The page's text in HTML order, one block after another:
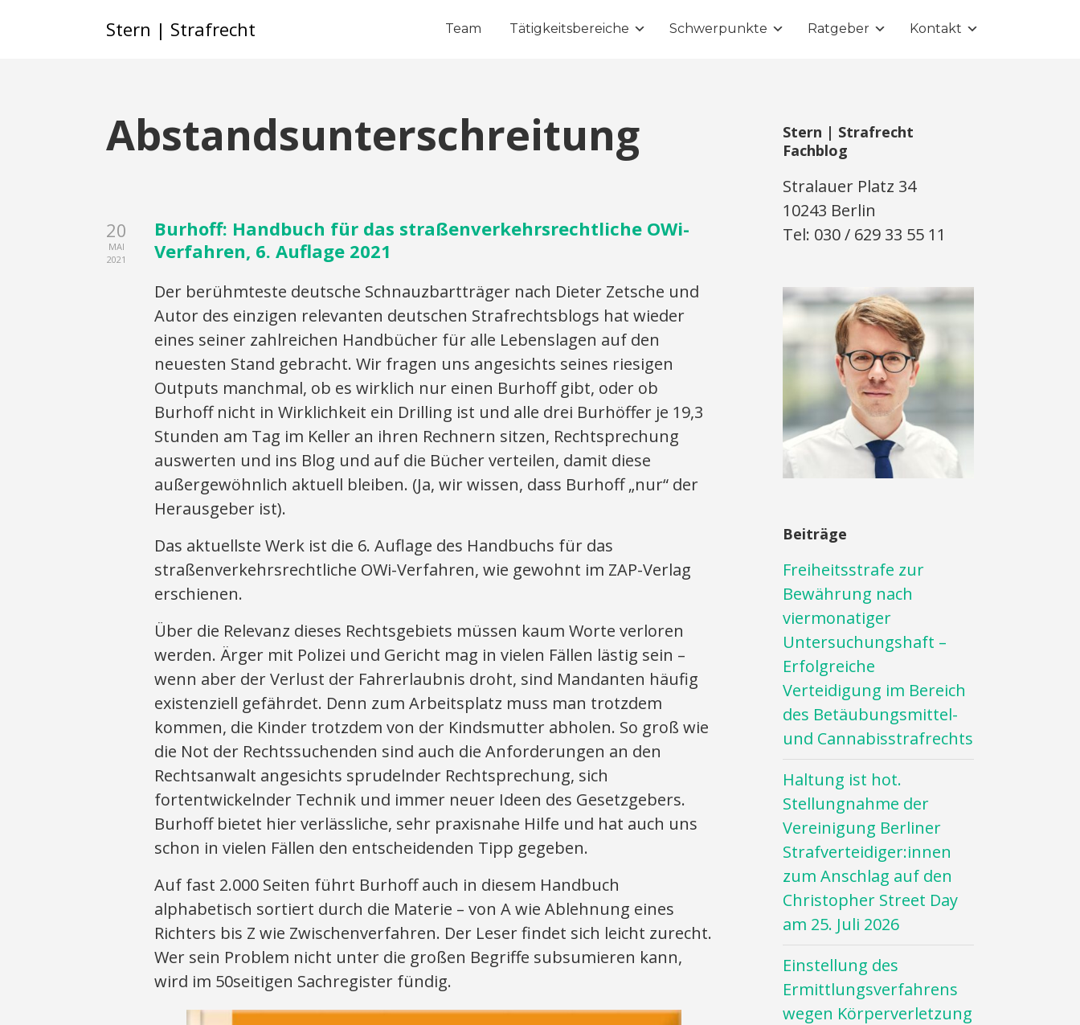
Stern | Strafrecht Team Tätigkeitsbereiche Schwerpunkte Ratgeber Kontakt
Abstandsunterschreitung
20
MAI
2021
Burhoff: Handbuch für das straßenverkehrsrechtliche OWi-
Verfahren, 6. Auflage 2021
Der berühmteste deutsche Schnauzbartträger nach Dieter Zetsche und
Autor des einzigen relevanten deutschen Strafrechtsblogs hat wieder
eines seiner zahlreichen Handbücher für alle Lebenslagen auf den
neuesten Stand gebracht. Wir fragen uns angesichts seines riesigen
Outputs manchmal, ob es wirklich nur einen Burhoff gibt, oder ob
Burhoff nicht in Wirklichkeit ein Drilling ist und alle drei Burhöffer je 19,3
Stunden am Tag im Keller an ihren Rechnern sitzen, Rechtsprechung
auswerten und ins Blog und auf die Bücher verteilen, damit diese
außergewöhnlich aktuell bleiben. (Ja, wir wissen, dass Burhoff „nur“ der
Herausgeber ist).
Das aktuellste Werk ist die 6. Auflage des Handbuchs für das
straßenverkehrsrechtliche OWi-Verfahren, wie gewohnt im ZAP-Verlag
erschienen.
Über die Relevanz dieses Rechtsgebiets müssen kaum Worte verloren
werden. Ärger mit Polizei und Gericht mag in vielen Fällen lästig sein –
wenn aber der Verlust der Fahrerlaubnis droht, sind Mandanten häufig
existenziell gefährdet. Denn zum Arbeitsplatz muss man trotzdem
kommen, die Kinder trotzdem von der Kindsmutter abholen. So groß wie
die Not der Rechtssuchenden sind auch die Anforderungen an den
Rechtsanwalt angesichts sprudelnder Rechtsprechung, sich
fortentwickelnder Technik und immer neuer Ideen des Gesetzgebers.
Burhoff bietet hier verlässliche, sehr praxisnahe Hilfe und hat auch uns
schon in vielen Fällen den entscheidenden Tipp gegeben.
Auf fast 2.000 Seiten führt Burhoff auch in diesem Handbuch
alphabetisch sortiert durch die Materie – von A wie Ablehnung eines
Richters bis Z wie Zwischenverfahren. Der Leser findet sich leicht zurecht.
Wer sein Problem nicht unter die großen Begriffe subsumieren kann,
wird im 50seitigen Sachregister fündig.
Stern | Strafrecht
Fachblog
Stralauer Platz 34
10243 Berlin
Tel: 030 / 629 33 55 11
Beiträge
Freiheitsstrafe zur
Bewährung nach
viermonatiger
Untersuchungshaft –
Erfolgreiche
Verteidigung im Bereich
des Betäubungsmittel-
und Cannabisstrafrechts
Haltung ist hot.
Stellungnahme der
Vereinigung Berliner
Strafverteidiger:innen
zum Anschlag auf den
Christopher Street Day
am 25. Juli 2026
Einstellung des
Ermittlungsverfahrens
wegen Körperverletzung